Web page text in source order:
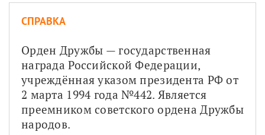
СПРАВКА
Орден Дружбы — государственная
награда Российской Федерации,
учреждённая указом президента РФ от
2 марта 1994 года №442. Является
преемником советского ордена Дружбы
народов.